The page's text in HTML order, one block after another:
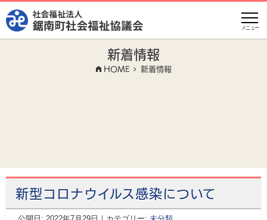
メニュー
新着情報
HOME 新着情報
新型コロナウイルス感染について